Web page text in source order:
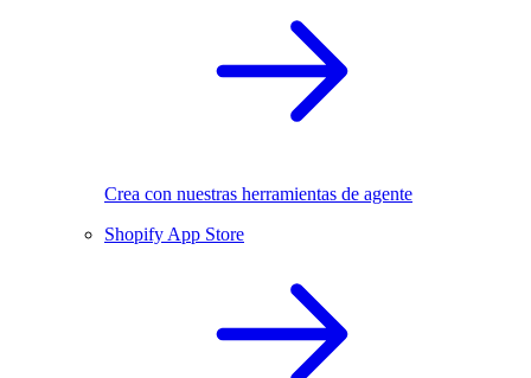
Crea con nuestras herramientas de agente
Shopify App Store